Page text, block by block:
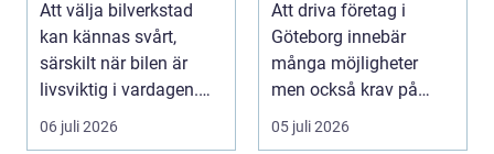
Att välja bilverkstad
kan kännas svårt,
särskilt när bilen är
livsviktig i vardagen.
För många biläg...
06 juli 2026
Att driva företag i
Göteborg innebär
många möjligheter
men också krav på
ordning i ekonomin.
För må...
05 juli 2026